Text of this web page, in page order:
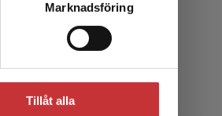
Marknadsföring
Tillåt alla